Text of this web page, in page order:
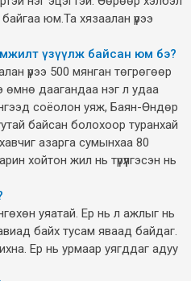
юм.Та хязаалан үрээ
үзүүлж байсан юм бэ?
үрээ 500 мянган төгрөгөөр
өмнө даагандаа нэг л удаа
соёолон уяж, Баян-Өндөр
байсан болохоор туранхай
азарга сумынхаа 80
хойтон жил нь түрүүлгэсэн нь
уяатай. Ер нь л ажлыг нь
байх тусам яваад байдаг.
Ер нь урмаар уягддаг адуу